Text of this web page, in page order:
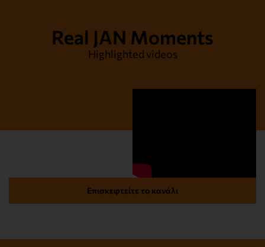
Real JAN Moments
Highlighted videos
Επισκεφτείτε το κανάλι